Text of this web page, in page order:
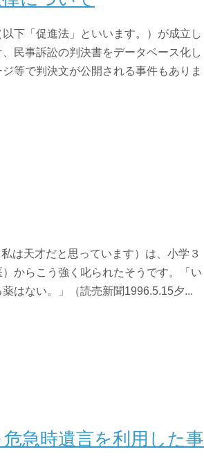
下「促進法」といいます。）が成立し
民事訴訟の判決書をデータベース化し
等で判決文が公開される事件もありま
は天才だと思っています）は、小学３
からこう強く叱られたそうです。「い
はない。」（読売新聞1996.5.15夕...
時遺言を利用した事